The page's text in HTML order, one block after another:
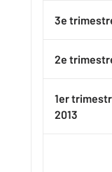
3e
2e
1er
2013